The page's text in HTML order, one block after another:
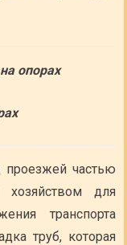
опорах
проезжей частью
для
транспорта
труб, которая